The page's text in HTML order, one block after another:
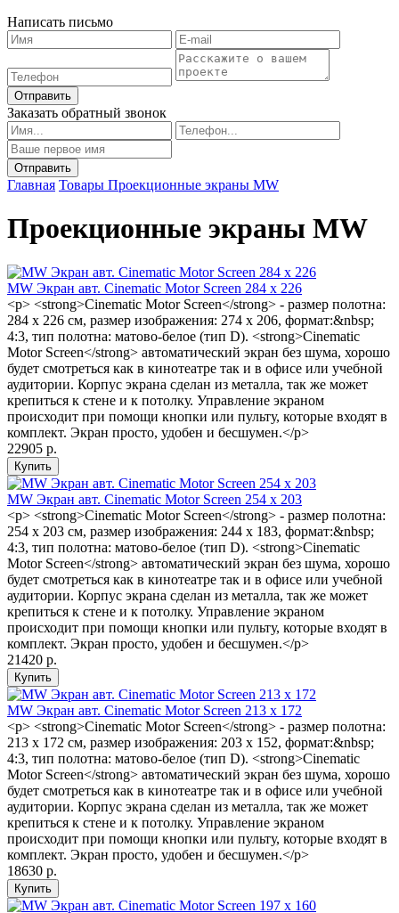
Написать письмо
Отправить
Заказать обратный звонок
Главная Товары Проекционные экраны MW
Проекционные экраны MW
MW Экран авт. Cinematic Motor Screen 284 x 226
<p> <strong>Cinematic Motor Screen</strong> - размер полотна:
284 x 226 см, размер изображения: 274 x 206, формат:&nbsp;
4:3, тип полотна: матово-белое (тип D). <strong>Cinematic
Motor Screen</strong> автоматический экран без шума, хорошо
будет смотреться как в кинотеатре так и в офисе или учебной
аудитории. Корпус экрана сделан из металла, так же может
крепиться к стене и к потолку. Управление экраном
происходит при помощи кнопки или пульту, которые входят в
комплект. Экран просто, удобен и бесшумен.</p>
22905 р.
MW Экран авт. Cinematic Motor Screen 254 x 203
<p> <strong>Cinematic Motor Screen</strong> - размер полотна:
254 x 203 см, размер изображения: 244 x 183, формат:&nbsp;
4:3, тип полотна: матово-белое (тип D). <strong>Cinematic
Motor Screen</strong> автоматический экран без шума, хорошо
будет смотреться как в кинотеатре так и в офисе или учебной
аудитории. Корпус экрана сделан из металла, так же может
крепиться к стене и к потолку. Управление экраном
происходит при помощи кнопки или пульту, которые входят в
комплект. Экран просто, удобен и бесшумен.</p>
21420 р.
MW Экран авт. Cinematic Motor Screen 213 x 172
<p> <strong>Cinematic Motor Screen</strong> - размер полотна:
213 x 172 см, размер изображения: 203 x 152, формат:&nbsp;
4:3, тип полотна: матово-белое (тип D). <strong>Cinematic
Motor Screen</strong> автоматический экран без шума, хорошо
будет смотреться как в кинотеатре так и в офисе или учебной
аудитории. Корпус экрана сделан из металла, так же может
крепиться к стене и к потолку. Управление экраном
происходит при помощи кнопки или пульту, которые входят в
комплект. Экран просто, удобен и бесшумен.</p>
18630 р.